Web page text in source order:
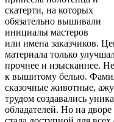
скатерти, на которых
обязательно вышивали
инициалы мастеров
или имена заказчиков.
материала только
прочнее и изысканнее.
к вышитому белью.
сказочные животные,
трудом создавались
обладателей. Но на